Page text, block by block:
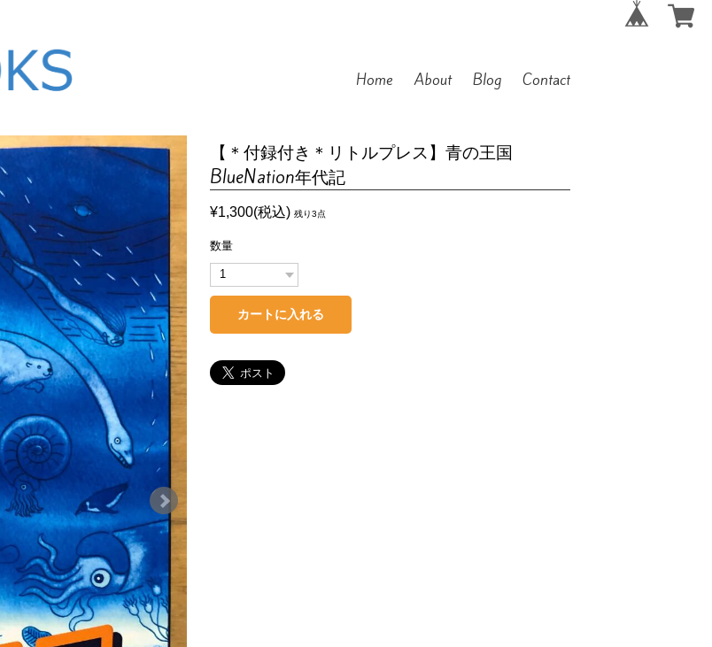
Home About Blog Contact
【＊付録付き＊リトルプレス】青の王国
BlueNation年代記
¥1,300(税込)残り3点
数量